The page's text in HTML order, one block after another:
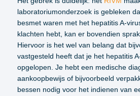
laboratoriumonderzoek is gebleken
besmet waren met het hepatitis A-
klachten hebt, kan er bovendien
Hiervoor is het wel van belang dat
vastgesteld heeft dat je het hepatitis
opgelopen. Je hebt een medische
aankoopbewijs of bijvoorbeeld
bessen nodig voor het indienen van